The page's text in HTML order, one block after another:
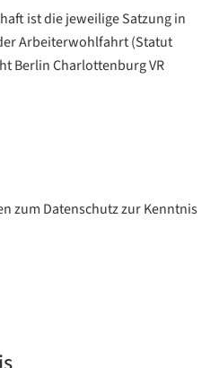
ist die jeweilige Satzung in
Arbeiterwohlfahrt (Statut
Berlin Charlottenburg VR
zum Datenschutz zur Kenntnis
Übersetzen
/
Translate